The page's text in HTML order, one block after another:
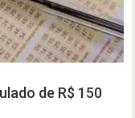
de R$ 150